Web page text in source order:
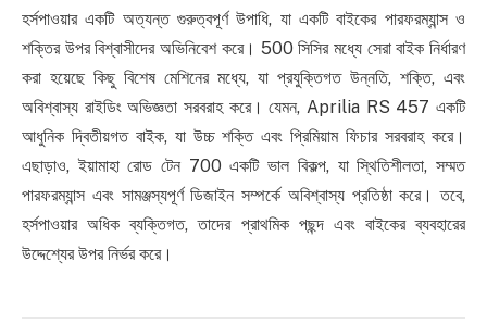
হর্সপাওয়ার একটি অত্যন্ত গুরুত্বপূর্ণ উপাধি, যা একটি বাইকের পারফরম্যান্স ও
শক্তির উপর বিশ্বাসীদের অভিনিবেশ করে। 500 সিসির মধ্যে সেরা বাইক নির্ধারণ
করা হয়েছে কিছু বিশেষ মেশিনের মধ্যে, যা প্রযুক্তিগত উন্নতি, শক্তি, এবং
অবিশ্বাস্য রাইডিং অভিজ্ঞতা সরবরাহ করে। যেমন, Aprilia RS 457 একটি
আধুনিক দ্বিতীয়গত বাইক, যা উচ্চ শক্তি এবং প্রিমিয়াম ফিচার সরবরাহ করে।
এছাড়াও, ইয়ামাহা রোড টেন 700 একটি ভাল বিকল্প, যা স্থিতিশীলতা, সম্মত
পারফরম্যান্স এবং সামঞ্জস্যপূর্ণ ডিজাইন সম্পর্কে অবিশ্বাস্য প্রতিষ্ঠা করে। তবে,
হর্সপাওয়ার অধিক ব্যক্তিগত, তাদের প্রাথমিক পছন্দ এবং বাইকের ব্যবহারের
উদ্দেশ্যের উপর নির্ভর করে।